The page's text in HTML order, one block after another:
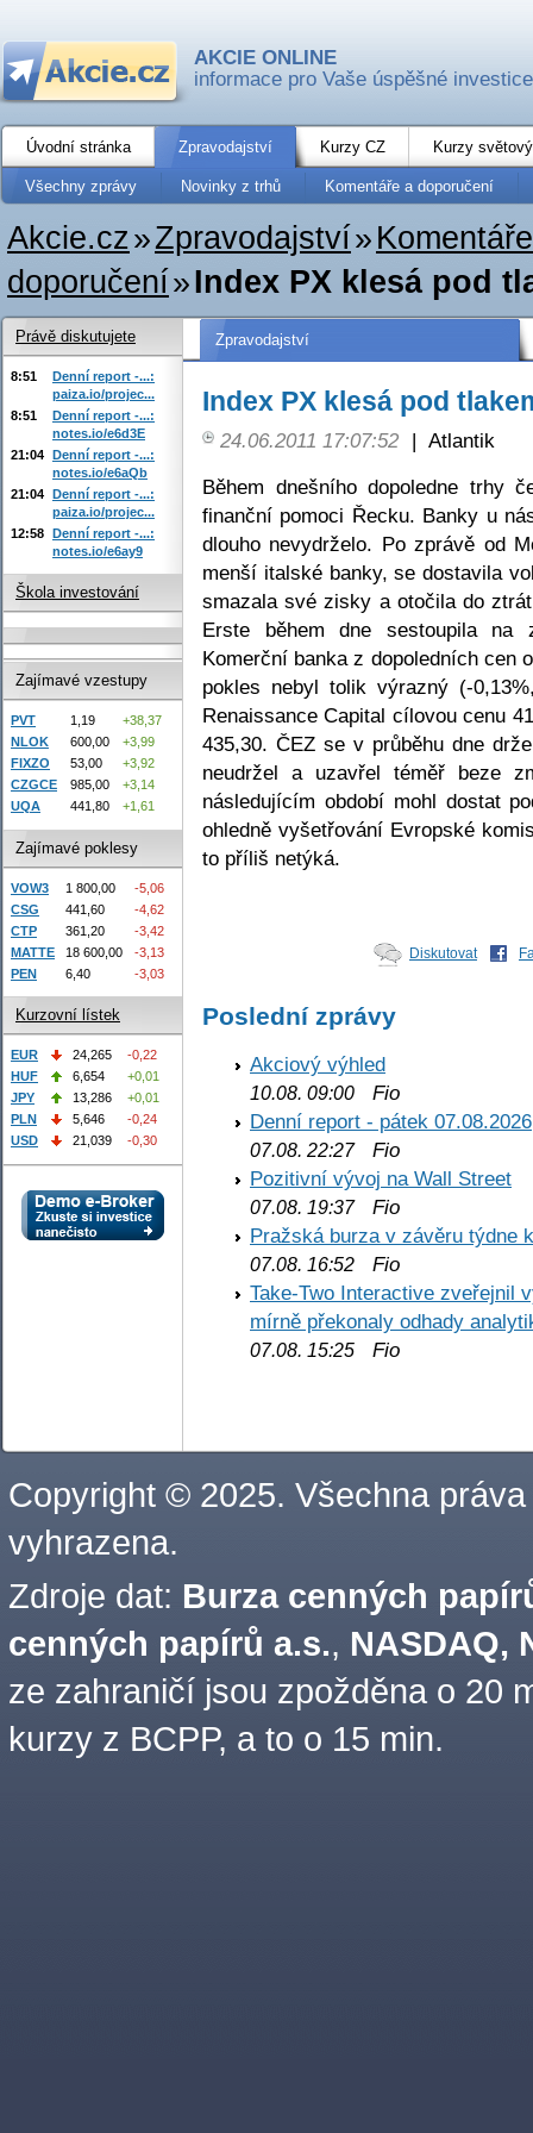
AKCIE ONLINE
informace pro Vaše úspěšné investice
Úvodní stránka Zpravodajství Kurzy CZ Kurzy
Všechny zprávy Novinky z trhů Komentáře a doporučení
Akcie.cz»Zpravodajství»
doporučení»Index PX klesá pod
Zpravodajství
Index PX klesá pod
24.06.2011 17:07:52 | Atlantik
Během dnešního dopoledne trhy
finanční pomoci Řecku. Banky u
dlouho nevydrželo. Po zprávě od
menší italské banky, se dostavila
smazala své zisky a otočila do
Erste během dne sestoupila na
Komerční banka z dopoledních cen
pokles nebyl tolik výrazný (-
Renaissance Capital cílovou cenu
435,30. ČEZ se v průběhu dne
neudržel a uzavřel téměř beze
následujícím období mohl dostat
ohledně vyšetřování Evropské
to příliš netýká.
Diskutovat
Poslední zprávy
Akciový výhled
10.08. 09:00 Fio
Denní report - pátek 07.08.2026
07.08. 22:27Fio
Pozitivní vývoj na Wall Street
07.08. 19:37Fio
Pražská burza v závěru týdne
07.08. 16:52 Fio
Take-Two Interactive zveřejnil
mírně překonaly odhady
07.08. 15:25 Fio
Právě diskutujete
8:51
Denní report -...:
paiza.io/projec...
8:51
Denní report -...:
notes.io/e6d3E
21:04 Denní report -...:
notes.io/e6aQb
21:04 Denní report -...:
paiza.io/projec...
12:58 Denní report -...:
notes.io/e6ay9
Škola investování
Zajímavé vzestupy
PVT 1,19
+38,37
NLOK
600,00
+3,99
FIXZO
53,00
+3,92
CZGCE
985,00
+3,14
UQA
441,80 +1,61
Zajímavé poklesy
VOW3 1 800,00
-5,06
CSG
441,60
-4,62
CTP
361,20
-3,42
MATTE
18 600,00
-3,13
PEN
6,40 -3,03
Kurzovní lístek
EUR 24,265
-0,22
HUF
6,654
+0,01
JPY
13,286
+0,01
PLN
5,646
-0,24
USD
21,039 -0,30
Copyright © 2025. Všechna práva
vyhrazena.
Zdroje dat: Burza cenných
cenných papírů a.s., NASDAQ,
ze zahraničí jsou zpožděna o 20
kurzy z BCPP, a to o 15 min.